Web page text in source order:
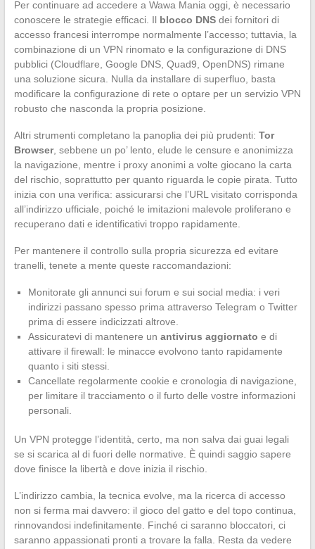
Per continuare ad accedere a Wawa Mania oggi, è necessario
conoscere le strategie efficaci. Il blocco DNSdei fornitori di
accesso francesi interrompe normalmente l’accesso; tuttavia, la
combinazione di un VPN rinomato e la configurazione di DNS
pubblici (Cloudflare, Google DNS, Quad9, OpenDNS) rimane
una soluzione sicura. Nulla da installare di superfluo, basta
modificare la configurazione di rete o optare per un servizio VPN
robusto che nasconda la propria posizione.
Altri strumenti completano la panoplia dei più prudenti: Tor
Browser, sebbene un po’ lento, elude le censure e anonimizza
la navigazione, mentre i proxy anonimi a volte giocano la carta
del rischio, soprattutto per quanto riguarda le copie pirata. Tutto
inizia con una verifica: assicurarsi che l’URL visitato corrisponda
all’indirizzo ufficiale, poiché le imitazioni malevole proliferano e
recuperano dati e identificativi troppo rapidamente.
Per mantenere il controllo sulla propria sicurezza ed evitare
tranelli, tenete a mente queste raccomandazioni:
Monitorate gli annunci sui forum e sui social media: i veri
indirizzi passano spesso prima attraverso Telegram o Twitter
prima di essere indicizzati altrove.
Assicuratevi di mantenere un antivirus aggiornato e di
attivare il firewall: le minacce evolvono tanto rapidamente
quanto i siti stessi.
Cancellate regolarmente cookie e cronologia di navigazione,
per limitare il tracciamento o il furto delle vostre informazioni
personali.
Un VPN protegge l’identità, certo, ma non salva dai guai legali
se si scarica al di fuori delle normative. È quindi saggio sapere
dove finisce la libertà e dove inizia il rischio.
L’indirizzo cambia, la tecnica evolve, ma la ricerca di accesso
non si ferma mai davvero: il gioco del gatto e del topo continua,
rinnovandosi indefinitamente. Finché ci saranno bloccatori, ci
saranno appassionati pronti a trovare la falla. Resta da vedere